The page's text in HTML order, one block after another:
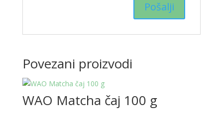
Povezani proizvodi
WAO Matcha čaj 100 g